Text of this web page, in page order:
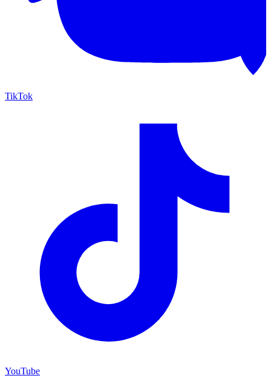
TikTok
YouTube